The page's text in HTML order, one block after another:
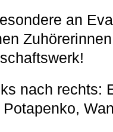
an
nach rechts: